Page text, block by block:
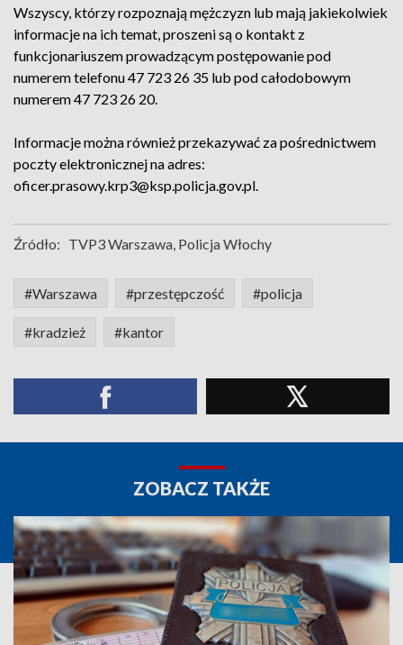
Wszyscy, którzy rozpoznają mężczyzn lub mają jakiekolwiek
informacje na ich temat, proszeni są o kontakt z
funkcjonariuszem prowadzącym postępowanie pod
numerem telefonu 47 723 26 35 lub pod całodobowym
numerem 47 723 26 20.
Informacje można również przekazywać za pośrednictwem
poczty elektronicznej na adres:
oficer.prasowy.krp3@ksp.policja.gov.pl.
Źródło: TVP3 Warszawa, Policja Włochy
#Warszawa #przestępczość #policja
#kradzież #kantor
ZOBACZ TAKŻE